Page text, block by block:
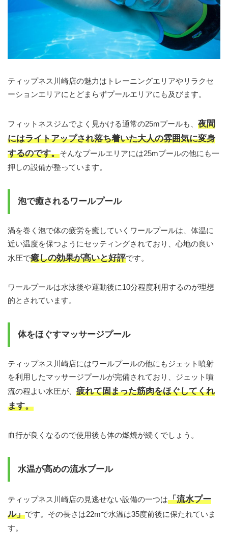
ティップネス川崎店の魅力はトレーニングエリアやリラクセ
ーションエリアにとどまらずプールエリアにも及びます。
フィットネスジムでよく見かける通常の25mプールも、 夜間
にはライトアップされ落ち着いた大人の雰囲気に変身
するのです。そんなプールエリアには25mプールの他にも一
押しの設備が整っています。
泡で癒されるワールプール
渦を巻く泡で体の疲労を癒していくワールプールは、体温に
近い温度を保つようにセッティングされており、心地の良い
水圧で癒しの効果が高いと好評です。
ワールプールは水泳後や運動後に10分程度利用するのが理想
的とされています。
体をほぐすマッサージプール
ティップネス川崎店にはワールプールの他にもジェット噴射
を利用したマッサージプールが完備されており、ジェット噴
流の程よい水圧が、 疲れて固まった筋肉をほぐしてくれ
ます。
血行が良くなるので使用後も体の燃焼が続くでしょう。
水温が高めの流水プール
ティップネス川崎店の見逃せない設備の一つは「流水プー
ル」です。その長さは22mで水温は35度前後に保たれていま
す。